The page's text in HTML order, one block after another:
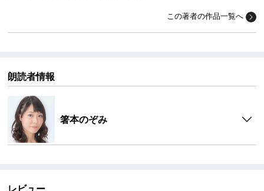
この著者の作品一覧へ
朗読者情報
箸本のぞみ